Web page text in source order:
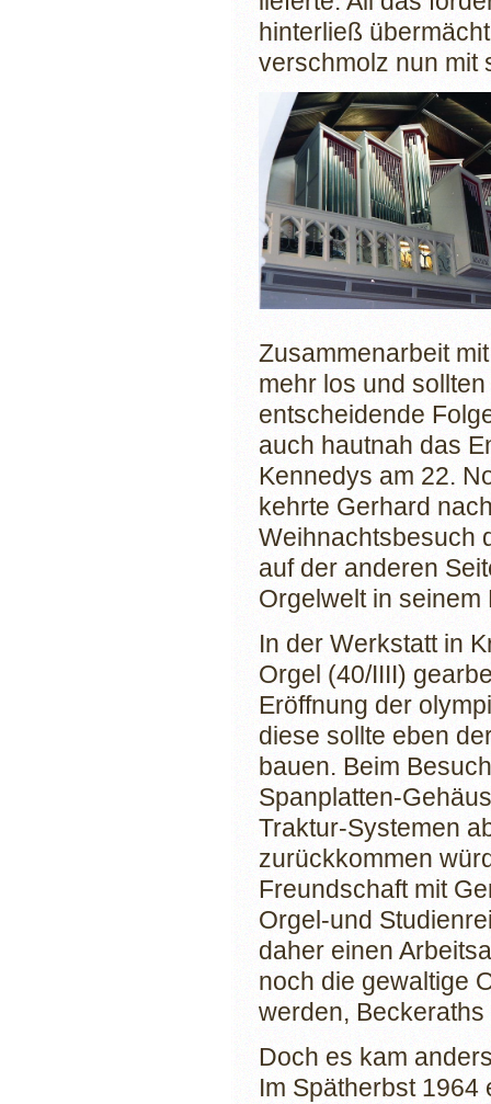
hinterließ
verschmolz nun mit
Zusammenarbeit
mehr los und
entscheidende
auch hautnah das
Kennedys am 22.
kehrte Gerhard
Weihnachtsbesuch
auf der anderen
Orgelwelt in seinem
In der Werkstatt in
Orgel (40/IIII)
Eröffnung der
diese sollte eben
bauen. Beim
Spanplatten-
Traktur-Systemen
zurückkommen
Freundschaft mit
Orgel-und
daher einen
noch die gewaltige
werden,
Doch es kam
Im Spätherbst 1964